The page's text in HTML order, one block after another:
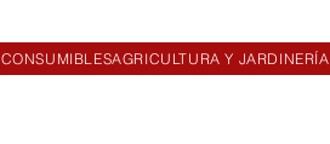
CONSUMIBLESAGRICULTURA Y JARDINERÍA